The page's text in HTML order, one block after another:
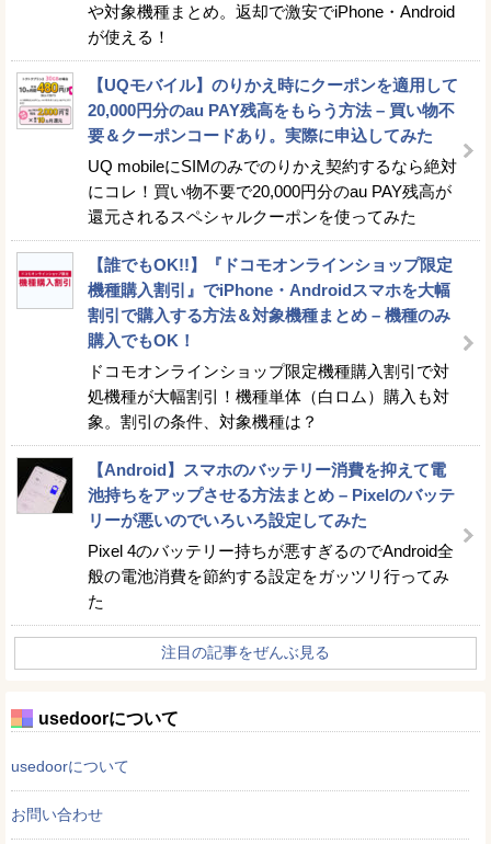
や対象機種まとめ。返却で激安でiPhone・Android
が使える！
【UQモバイル】のりかえ時にクーポンを適用して
20,000円分のau PAY残高をもらう方法 – 買い物不
要＆クーポンコードあり。実際に申込してみた
UQ mobileにSIMのみでのりかえ契約するなら絶対
にコレ！買い物不要で20,000円分のau PAY残高が
還元されるスペシャルクーポンを使ってみた
【誰でもOK!!】『ドコモオンラインショップ限定
機種購入割引』でiPhone・Androidスマホを大幅
割引で購入する方法＆対象機種まとめ – 機種のみ
購入でもOK！
ドコモオンラインショップ限定機種購入割引で対
処機種が大幅割引！機種単体（白ロム）購入も対
象。割引の条件、対象機種は？
【Android】スマホのバッテリー消費を抑えて電
池持ちをアップさせる方法まとめ – Pixelのバッテ
リーが悪いのでいろいろ設定してみた
Pixel 4のバッテリー持ちが悪すぎるのでAndroid全
般の電池消費を節約する設定をガッツリ行ってみ
た
注目の記事をぜんぶ見る
usedoorについて
usedoorについて
お問い合わせ